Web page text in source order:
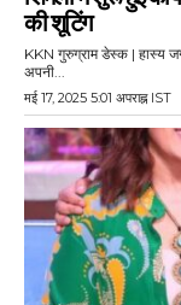
की शूटिंग
KKN गुरुग्राम डेस्क | हास्य
अपनी...
मई 17, 2025 5:01 अपराह्न IST